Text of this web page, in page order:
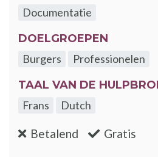
Documentatie
DOELGROEPEN
Burgers
Professionelen
TAAL VAN DE
Frans
Dutch
Betalend :nee Gratis